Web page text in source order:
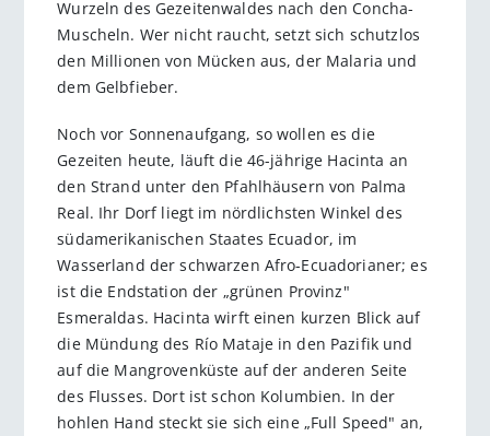
Wurzeln des Gezeitenwaldes nach den Concha-
Muscheln. Wer nicht raucht, setzt sich schutzlos
den Millionen von Mücken aus, der Malaria und
dem Gelbfieber.
Noch vor Sonnenaufgang, so wollen es die
Gezeiten heute, läuft die 46-jährige Hacinta an
den Strand unter den Pfahlhäusern von Palma
Real. Ihr Dorf liegt im nördlichsten Winkel des
südamerikanischen Staates Ecuador, im
Wasserland der schwarzen Afro-Ecuadorianer; es
ist die Endstation der „grünen Provinz"
Esmeraldas. Hacinta wirft einen kurzen Blick auf
die Mündung des Río Mataje in den Pazifik und
auf die Mangrovenküste auf der anderen Seite
des Flusses. Dort ist schon Kolumbien. In der
hohlen Hand steckt sie sich eine „Full Speed" an,